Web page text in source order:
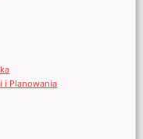
i Planowania